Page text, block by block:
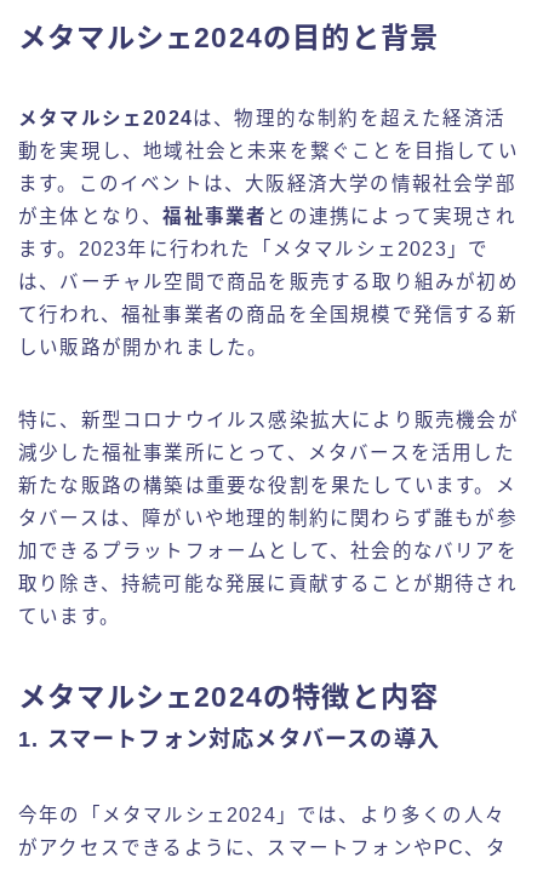
メタマルシェ2024の目的と背景
メタマルシェ2024は、物理的な制約を超えた経済活
動を実現し、地域社会と未来を繋ぐことを目指してい
ます。このイベントは、大阪経済大学の情報社会学部
が主体となり、福祉事業者 との連携によって実現され
ます。2023年に行われた「メタマルシェ2023」で
は、バーチャル空間で商品を販売する取り組みが初め
て行われ、福祉事業者の商品を全国規模で発信する新
しい販路が開かれました。
特に、新型コロナウイルス感染拡大により販売機会が
減少した福祉事業所にとって、メタバースを活用した
新たな販路の構築は重要な役割を果たしています。メ
タバースは、障がいや地理的制約に関わらず誰もが参
加できるプラットフォームとして、社会的なバリアを
取り除き、持続可能な発展に貢献することが期待され
ています。
メタマルシェ2024の特徴と内容
1. スマートフォン対応メタバースの導入
今年の「メタマルシェ2024」では、より多くの人々
がアクセスできるように、スマートフォンやPC、タ